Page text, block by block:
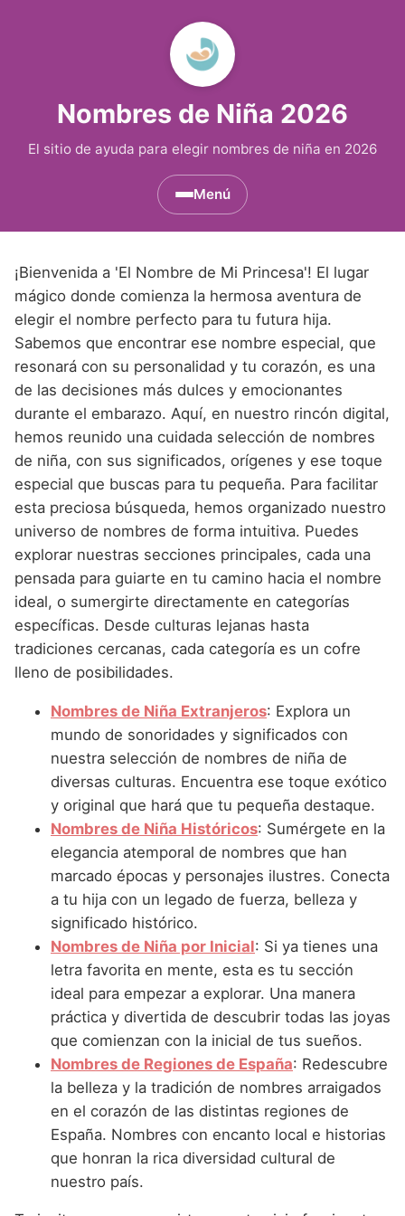
Nombres de Niña 2026
El sitio de ayuda para elegir nombres de niña en 2026
Menú
Nombres de Niña que empiezan por A
Nombres de Niña que empiezan por B
Nombres de Niña que empiezan por C
Nombres de Niña que empiezan por D
Nombres de Niña que empiezan por E
Nombres de Niña que empiezan por F
Nombres de Niña que empiezan por G
Nombres de Niña que empiezan por H
Nombres de Niña que empiezan por I
Nombres de Niña que empiezan por J
Nombres de Niña que empiezan por K
Nombres de Niña que empiezan por L
Nombres de Niña que empiezan por M
Nombres de Niña que empiezan por N
Nombres de Niña que empiezan por O
Nombres de Niña que empiezan por P
Nombres de Niña que empiezan por Q
Nombres de Niña que empiezan por R
Nombres de Niña que empiezan por S
Nombres de Niña que empiezan por T
Nombres de Niña que empiezan por U
Nombres de Niña que empiezan por V
Nombres de Niña que empiezan por W
Nombres de Niña que empiezan por X
Nombres de Niña que empiezan por Y
Nombres de Niña Históricos ▾
Nombres de Niña de Origen Biblico
Nombres de Niña Celtas
Nombres de Niña Egipcios
Nombres de Niña Griegos
Nombres de Niña Mitológicos
Nombres de Niña Romanos
Nombres de Niña Vikingos
Nombres de Niña Extranjeros ▾
Nombres de Niña Alemanes
Nombres de Niña Americanos
Nombres de Niña Chinos
Nombres de Niña Franceses
Nombres de Niña Hispanoamericanos
Nombres de Niña Ingleses
Nombres de Niña Italianos
Nombres de Niña Japoneses
Nombres de Niña Judios
Nombres de Niña Marroquies
Nombres de Niña Portugueses
Nombres de Niña Rumanos
Nombres de Niña Rusos
Nombres de Niña Suecos
Nombres de Regiones de España ▾
Nombres de Niña Andaluces
Nombres de Niña Aragoneses
Nombres de Niña Asturianos
Nombres de Niña Baleares
Nombres de Niña Canarios
Nombres de Niña Cantabros
Nombres de Niña Castellanos
Nombres de Niña Catalanes
Nombres de Niña Gallegos
Nombres de Niña Madrileños
Nombres de Niña Navarros
Nombres de Niña Riojanos
Nombres de Niña Valencianos
Buscar
¡Bienvenida a 'El Nombre de Mi Princesa'! El lugar
mágico donde comienza la hermosa aventura de
elegir el nombre perfecto para tu futura hija.
Sabemos que encontrar ese nombre especial, que
resonará con su personalidad y tu corazón, es una
de las decisiones más dulces y emocionantes
durante el embarazo. Aquí, en nuestro rincón digital,
hemos reunido una cuidada selección de nombres
de niña, con sus significados, orígenes y ese toque
especial que buscas para tu pequeña. Para facilitar
esta preciosa búsqueda, hemos organizado nuestro
universo de nombres de forma intuitiva. Puedes
explorar nuestras secciones principales, cada una
pensada para guiarte en tu camino hacia el nombre
ideal, o sumergirte directamente en categorías
específicas. Desde culturas lejanas hasta
tradiciones cercanas, cada categoría es un cofre
lleno de posibilidades.
Nombres de Niña Extranjeros: Explora un
mundo de sonoridades y significados con
nuestra selección de nombres de niña de
diversas culturas. Encuentra ese toque exótico
y original que hará que tu pequeña destaque.
Nombres de Niña Históricos: Sumérgete en la
elegancia atemporal de nombres que han
marcado épocas y personajes ilustres. Conecta
a tu hija con un legado de fuerza, belleza y
significado histórico.
Nombres de Niña por Inicial: Si ya tienes una
letra favorita en mente, esta es tu sección
ideal para empezar a explorar. Una manera
práctica y divertida de descubrir todas las joyas
que comienzan con la inicial de tus sueños.
Nombres de Regiones de España: Redescubre
la belleza y la tradición de nombres arraigados
en el corazón de las distintas regiones de
España. Nombres con encanto local e historias
que honran la rica diversidad cultural de
nuestro país.